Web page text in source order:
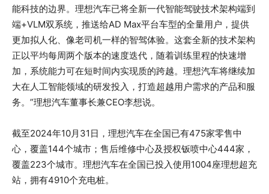
能科技的边界。理想汽车已将全新一代智能驾驶技术架构端到
端+VLM双系统，推送给AD Max平台车型的全量用户，提供
更加拟人化、像老司机一样的智驾体验。这套全新的技术架构
正以平均每周两个版本的速度迭代，随着训练里程的快速增
加，系统能力可在短时间内实现质的跨越。理想汽车将继续加
大在人工智能领域的研发投入，打造超越用户需求的产品和服
务。”理想汽车董事长兼CEO李想说。
截至2024年10月31日，理想汽车在全国已有475家零售中
心，覆盖144个城市；售后维修中心及授权钣喷中心444家，
覆盖223个城市。理想汽车在全国已投入使用1004座理想超充
站，拥有4910个充电桩。